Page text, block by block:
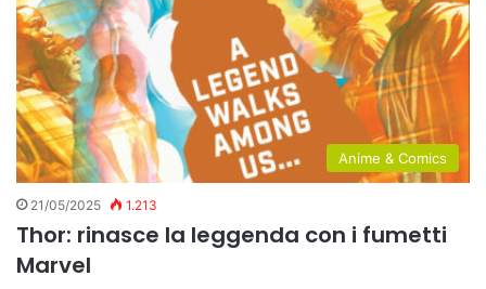
Anime & Comics
21/05/2025 1.213
Thor: rinasce la leggenda con i fumetti
Marvel